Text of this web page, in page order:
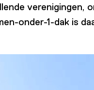
verenigingen,
onder-1-dak is